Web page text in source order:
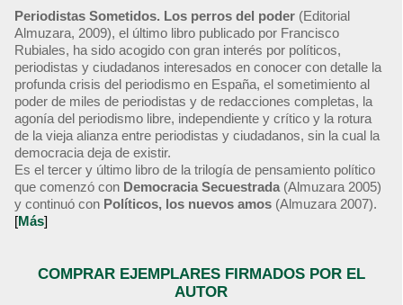
Periodistas Sometidos. Los perros del poder (Editorial
Almuzara, 2009), el último libro publicado por Francisco
Rubiales, ha sido acogido con gran interés por políticos,
periodistas y ciudadanos interesados en conocer con detalle la
profunda crisis del periodismo en España, el sometimiento al
poder de miles de periodistas y de redacciones completas, la
agonía del periodismo libre, independiente y crítico y la rotura
de la vieja alianza entre periodistas y ciudadanos, sin la cual la
democracia deja de existir.
Es el tercer y último libro de la trilogía de pensamiento político
que comenzó con Democracia Secuestrada (Almuzara 2005)
y continuó con Políticos, los nuevos amos (Almuzara 2007).
[Más]
COMPRAR EJEMPLARES FIRMADOS POR EL
AUTOR